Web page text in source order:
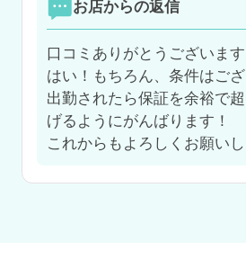
お店からの返信
口コミありがとうございます
はい！もちろん、条件はござ
出勤されたら保証を余裕で
げるようにがんばります！
これからもよろしくお願いし